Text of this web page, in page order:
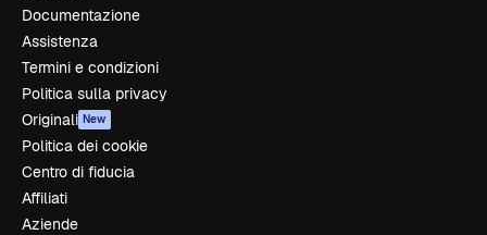
Documentazione
Assistenza
Termini e condizioni
Politica sulla privacy
Originali New
Politica dei cookie
Centro di fiducia
Affiliati
Aziende